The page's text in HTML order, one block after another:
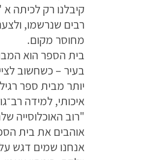
רבים שנרשמו,
מחוסר מקום.
בית הספר הוא
בעיר – כשחשוב
יותר מבית ספר
איכותי, למידה
"רוב האוכלוסייה
אוהבים את בית
אנחנו שמים דגש